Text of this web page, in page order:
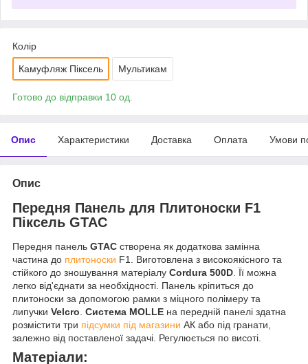
Колір
Камуфляж Піксель Мультикам
Готово до відправки 10 од.
Опис Характеристики Доставка Оплата Умови
Опис
Передня Панель для Плитоноски F1
Піксель GTAC
Передня панель GTAC створена як додаткова замінна
частина до плитоноски F1. Виготовлена з високоякісного та
стійкого до зношування матеріалу Cordura 500D. Її можна
легко від'єднати за необхідності. Панель кріпиться до
плитоноски за допомогою рамки з міцного полімеру та
липучки Velcro. Система MOLLE на передній панелі здатна
розмістити три підсумки під магазини АК або під гранати,
залежно від поставленої задачі. Регулюється по висоті.
Матеріали: